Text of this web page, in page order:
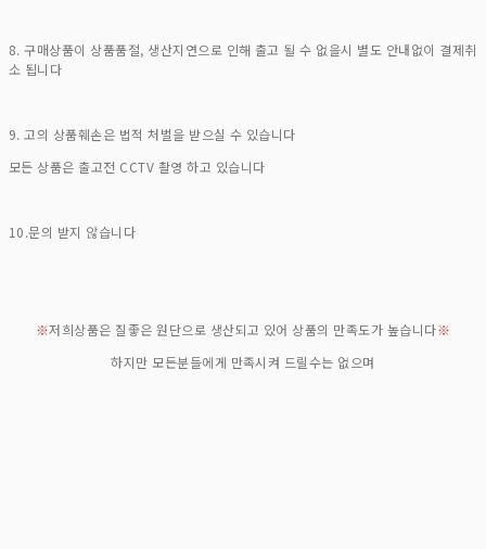
8. 구매상품이 상품품절, 생산지연으로 인해 출고 될 수 없을시 별도 안내없이 결제취
소 됩니다
9. 고의 상품훼손은 법적 처벌을 받으실 수 있습니다
모든 상품은 출고전 CCTV 촬영 하고 있습니다
10.문의 받지 않습니다
※저희상품은 질좋은 원단으로 생산되고 있어 상품의 만족도가 높습니다※
하지만 모든분들에게 만족시켜 드릴수는 없으며